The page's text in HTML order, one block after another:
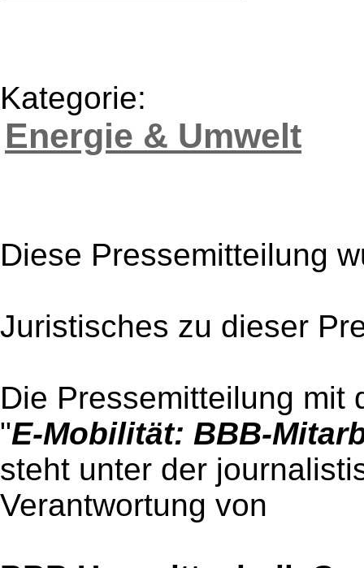
Kategorie:
Energie & Umwelt
Diese Pressemitteilung
Juristisches zu dieser
Die Pressemitteilung mit
"E-Mobilität: BBB-
steht unter der
Verantwortung von